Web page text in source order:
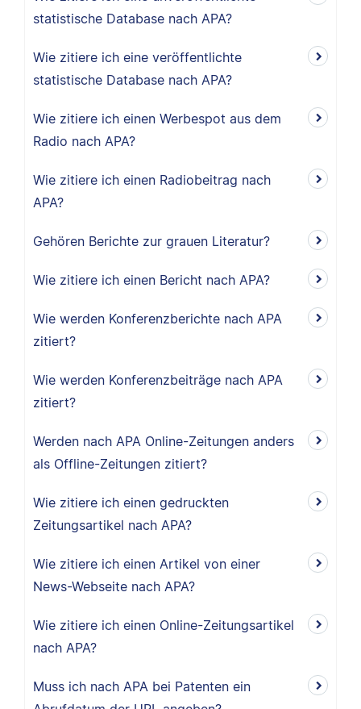
statistische Database nach APA?
Wie zitiere ich eine veröffentlichte
statistische Database nach APA?
Wie zitiere ich einen Werbespot aus dem
Radio nach APA?
Wie zitiere ich einen Radiobeitrag nach
APA?
Gehören Berichte zur grauen Literatur?
Wie zitiere ich einen Bericht nach APA?
Wie werden Konferenzberichte nach APA
zitiert?
Wie werden Konferenzbeiträge nach APA
zitiert?
Werden nach APA Online-Zeitungen anders
als Offline-Zeitungen zitiert?
Wie zitiere ich einen gedruckten
Zeitungsartikel nach APA?
Wie zitiere ich einen Artikel von einer
News-Webseite nach APA?
Wie zitiere ich einen Online-Zeitungsartikel
nach APA?
Muss ich nach APA bei Patenten ein